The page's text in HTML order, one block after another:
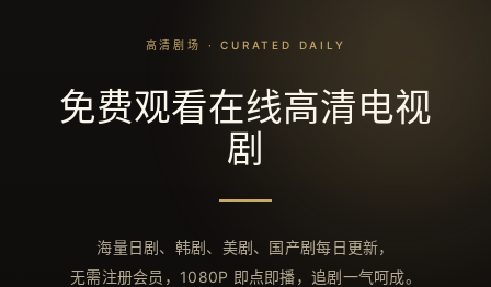
免费观看在线高清电视
剧
海量日剧、韩剧、美剧、国产剧每日更新，
无需注册会员，1080P 即点即播，追剧一气呵成。